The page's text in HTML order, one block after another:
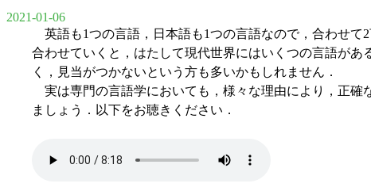
2021-01-06
英語も1つの言語，日本語も1つの言語なので，合わせて
合わせていくと，はたして現代世界にはいくつの言語が
く，見当がつかないという方も多いかもしれません．
実は専門の言語学においても，様々な理由により，正確
ましょう．以下をお聴きください．